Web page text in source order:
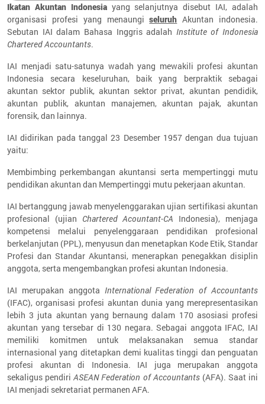
Ikatan Akuntan Indonesiayang selanjutnya disebut IAI, adalah
organisasi profesi yang menaungiseluruh Akuntan indonesia.
Sebutan IAI dalam Bahasa Inggris adalah Institute of Indonesia
Chartered Accountants.
IAI menjadi satu-satunya wadah yang mewakili profesi akuntan
Indonesia secara keseluruhan, baik yang berpraktik sebagai
akuntan sektor publik, akuntan sektor privat, akuntan pendidik,
akuntan publik, akuntan manajemen, akuntan pajak, akuntan
forensik, dan lainnya.
IAI didirikan pada tanggal 23 Desember 1957 dengan dua tujuan
yaitu:
Membimbing perkembangan akuntansi serta mempertinggi mutu
pendidikan akuntan dan Mempertinggi mutu pekerjaan akuntan.
IAI bertanggung jawab menyelenggarakan ujian sertifikasi akuntan
profesional (ujian Chartered Acountant-CA Indonesia), menjaga
kompetensi melalui penyelenggaraan pendidikan profesional
berkelanjutan (PPL), menyusun dan menetapkan Kode Etik, Standar
Profesi dan Standar Akuntansi, menerapkan penegakkan disiplin
anggota, serta mengembangkan profesi akuntan Indonesia.
IAI merupakan anggota International Federation of Accountants
(IFAC), organisasi profesi akuntan dunia yang merepresentasikan
lebih 3 juta akuntan yang bernaung dalam 170 asosiasi profesi
akuntan yang tersebar di 130 negara. Sebagai anggota IFAC, IAI
memiliki komitmen untuk melaksanakan semua standar
internasional yang ditetapkan demi kualitas tinggi dan penguatan
profesi akuntan di Indonesia. IAI juga merupakan anggota
sekaligus pendiriASEAN Federation of Accountants(AFA). Saat ini
IAI menjadi sekretariat permanen AFA.